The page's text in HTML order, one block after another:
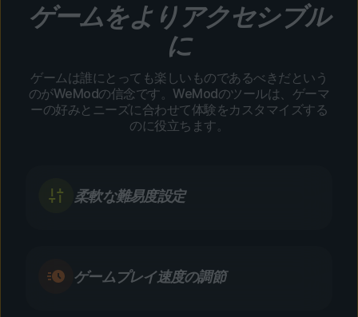
ゲームをよりアクセシブル
に
ゲームは誰にとっても楽しいものであるべきだという
のがWeModの信念です。WeModのツールは、ゲーマ
ーの好みとニーズに合わせて体験をカスタマイズする
のに役立ちます。
柔軟な難易度設定
ゲームプレイ速度の調節